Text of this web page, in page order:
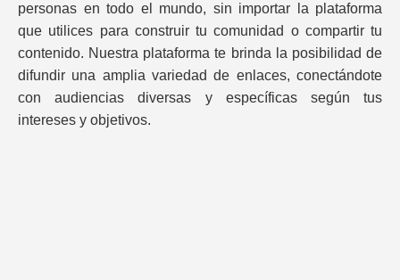
personas en todo el mundo, sin importar la plataforma
que utilices para construir tu comunidad o compartir tu
contenido. Nuestra plataforma te brinda la posibilidad de
difundir una amplia variedad de enlaces, conectándote
con audiencias diversas y específicas según tus
intereses y objetivos.